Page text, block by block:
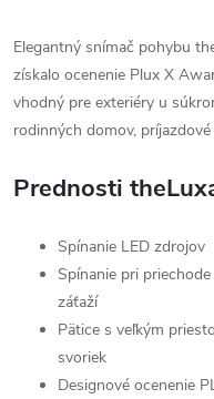
Elegantný snímač pohybu
získalo ocenenie Plux X
vhodný pre exteriéry u
rodinných domov,
Prednosti
Spínanie LED zdrojov
Spínanie pri
záťaží
Pätice s veľkým
svoriek
Designové ocenenie